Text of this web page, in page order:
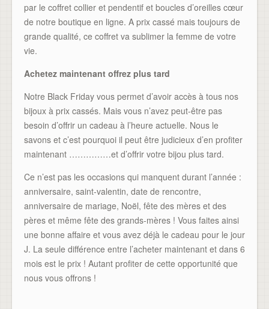
par le coffret collier et pendentif et boucles d’oreilles cœur
de notre boutique en ligne. A prix cassé mais toujours de
grande qualité, ce coffret va sublimer la femme de votre
vie.
Achetez maintenant offrez plus tard
Notre Black Friday vous permet d’avoir accès à tous nos
bijoux à prix cassés. Mais vous n’avez peut-être pas
besoin d’offrir un cadeau à l’heure actuelle. Nous le
savons et c’est pourquoi il peut être judicieux d’en profiter
maintenant ……………et d’offrir votre bijou plus tard.
Ce n’est pas les occasions qui manquent durant l’année :
anniversaire, saint-valentin, date de rencontre,
anniversaire de mariage, Noël, fête des mères et des
pères et même fête des grands-mères ! Vous faites ainsi
une bonne affaire et vous avez déjà le cadeau pour le jour
J. La seule différence entre l’acheter maintenant et dans 6
mois est le prix ! Autant profiter de cette opportunité que
nous vous offrons !